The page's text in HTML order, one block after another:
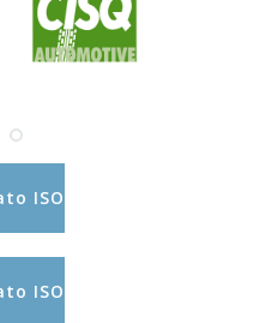
ISO
ISO